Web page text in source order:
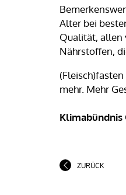
Alter bei
Qualität, allen
Nährstoffen,
mehr. Mehr
ZURÜCK